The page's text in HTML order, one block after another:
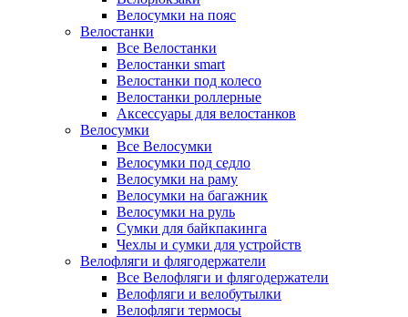
Велосумки на пояс
Велостанки
Все Велостанки
Велостанки smart
Велостанки под колесо
Велостанки роллерные
Аксессуары для велостанков
Велосумки
Все Велосумки
Велосумки под седло
Велосумки на раму
Велосумки на багажник
Велосумки на руль
Сумки для байкпакинга
Чехлы и сумки для устройств
Велофляги и флягодержатели
Все Велофляги и флягодержатели
Велофляги и велобутылки
Велофляги термосы